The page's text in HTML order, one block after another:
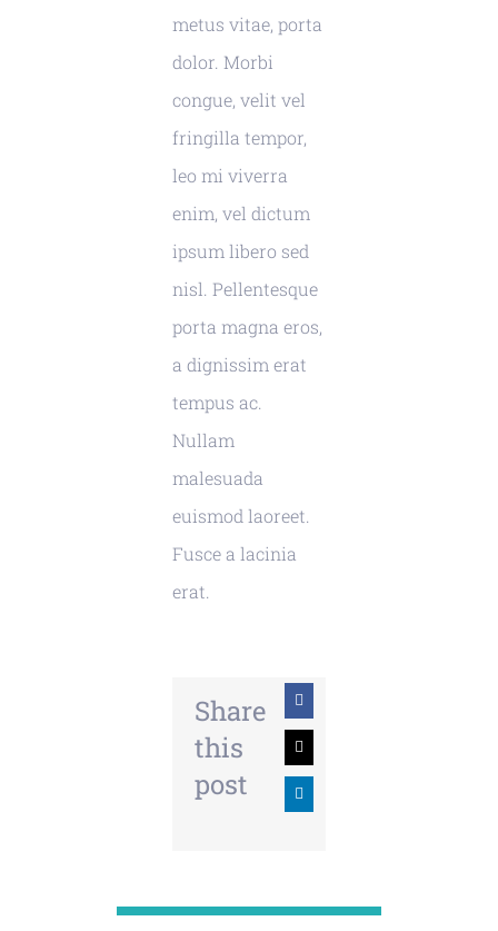
metus vitae, porta
dolor. Morbi
congue, velit vel
fringilla tempor,
leo mi viverra
enim, vel dictum
ipsum libero sed
nisl. Pellentesque
porta magna eros,
a dignissim erat
tempus ac.
Nullam
malesuada
euismod laoreet.
Fusce a lacinia
erat.
Share
this
post